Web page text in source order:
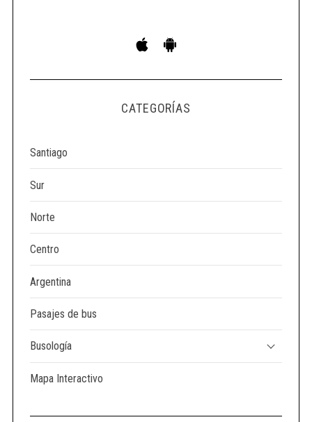
CATEGORÍAS
Santiago
Sur
Norte
Centro
Argentina
Pasajes de bus
Busología
Mapa Interactivo